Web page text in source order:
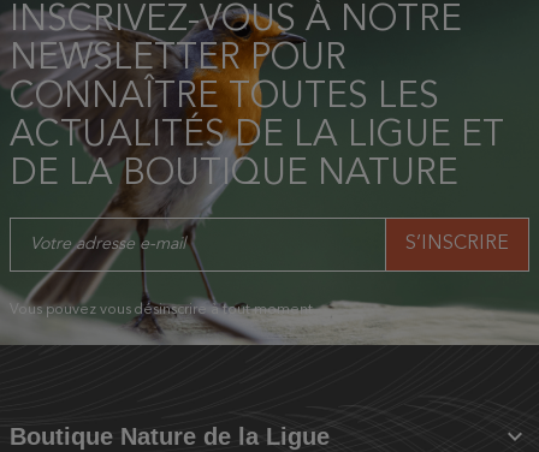
INSCRIVEZ-VOUS À NOTRE
NEWSLETTER POUR
CONNAÎTRE TOUTES LES
ACTUALITÉS DE LA LIGUE ET
DE LA BOUTIQUE NATURE
Vous pouvez vous désinscrire à tout moment.
Boutique Nature de la Ligue 